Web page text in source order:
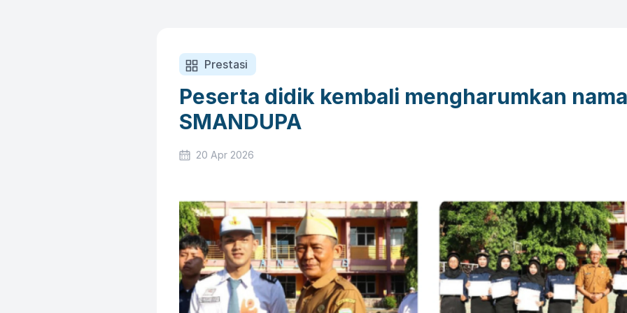
Prestasi
Peserta didik kembali mengharumkan nama
SMANDUPA
20 Apr 2026